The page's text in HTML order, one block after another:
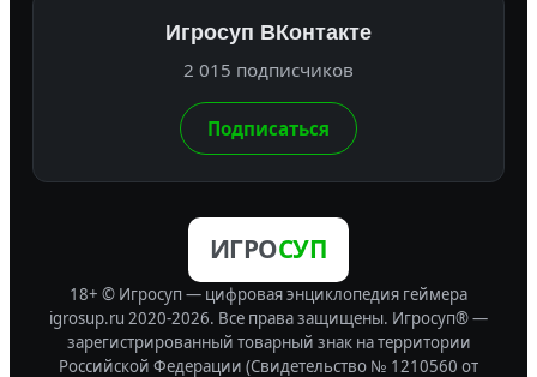
Игросуп ВКонтакте
2 015 подписчиков
Подписаться
ИГРОСУП
18+ © Игросуп — цифровая энциклопедия геймера
igrosup.ru 2020-2026. Все права защищены. Игросуп® —
зарегистрированный товарный знак на территории
Российской Федерации (Свидетельство № 1210560 от